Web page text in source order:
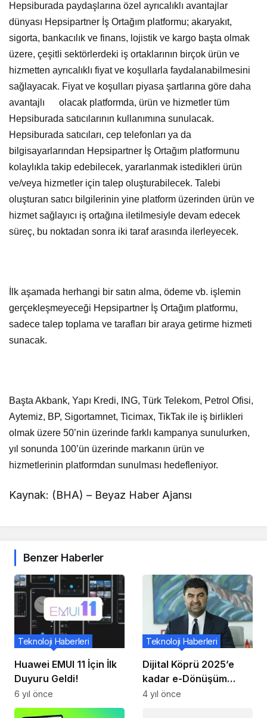
Hepsiburada paydaşlarına özel ayrıcalıklı avantajlar
dünyası Hepsipartner İş Ortağım platformu; akaryakıt,
sigorta, bankacılık ve finans, lojistik ve kargo başta olmak
üzere, çeşitli sektörlerdeki iş ortaklarının birçok ürün ve
hizmetten ayrıcalıklı fiyat ve koşullarla faydalanabilmesini
sağlayacak. Fiyat ve koşulları piyasa şartlarına göre daha
avantajlı olacak platformda, ürün ve hizmetler tüm
Hepsiburada satıcılarının kullanımına sunulacak.
Hepsiburada satıcıları, cep telefonları ya da
bilgisayarlarından Hepsipartner İş Ortağım platformunu
kolaylıkla takip edebilecek, yararlanmak istedikleri ürün
ve/veya hizmetler için talep oluşturabilecek. Talebi
oluşturan satıcı bilgilerinin yine platform üzerinden ürün ve
hizmet sağlayıcı iş ortağına iletilmesiyle devam edecek
süreç, bu noktadan sonra iki taraf arasında ilerleyecek.
İlk aşamada herhangi bir satın alma, ödeme vb. işlemin
gerçekleşmeyeceği Hepsipartner İş Ortağım platformu,
sadece talep toplama ve tarafları bir araya getirme hizmeti
sunacak.
Başta Akbank, Yapı Kredi, ING, Türk Telekom, Petrol Ofisi,
Aytemiz, BP, Sigortamnet, Ticimax, TikTak ile iş birlikleri
olmak üzere 50’nin üzerinde farklı kampanya sunulurken,
yıl sonunda 100’ün üzerinde markanın ürün ve
hizmetlerinin platformdan sunulması hedefleniyor.
Kaynak: (BHA) – Beyaz Haber Ajansı
Benzer Haberler
Huawei EMUI 11 İçin İlk
Duyuru Geldi!
Teknoloji Haberleri
6 yıl önce
Dijital Köprü 2025’e
kadar e-Dönüşüm
hizmetlerini ücretsiz
Teknoloji Haberleri
4 yıl önce